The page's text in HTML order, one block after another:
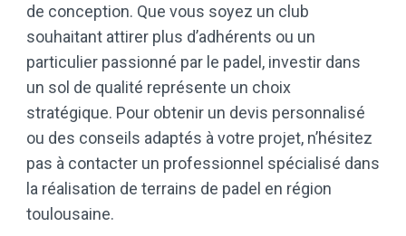
de conception. Que vous soyez un club
souhaitant attirer plus d’adhérents ou un
particulier passionné par le padel, investir dans
un sol de qualité représente un choix
stratégique. Pour obtenir un devis personnalisé
ou des conseils adaptés à votre projet, n’hésitez
pas à contacter un professionnel spécialisé dans
la réalisation de terrains de padel en région
toulousaine.